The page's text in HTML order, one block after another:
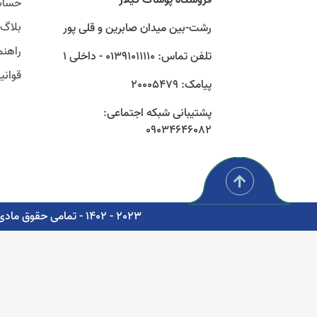
رشت-بین میدان صابرین و قلی پور
تلفن تماس: 01391011110 - داخلی 1
پیامک: 20005479
پشتیبانی شبکه اجتماعی:
09034646082
بلاگ
2023 - 1402 - تمامی حقوق مادی و معنوی برای شرکت پوشاک سبز گستر گیلار محفوظ است. - مشاوره، پشتیبانی و طراحی اتوماسیون دیجیتال: